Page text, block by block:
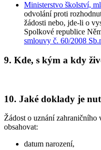
Ministerstvo školství,
odvolání proti
žádosti nebo, jde-li o
Spolkové republice
smlouvy č. 60/2008
9. Kde, s kým a kdy
10. Jaké doklady je
Žádost o uznání
obsahovat:
datum narození,